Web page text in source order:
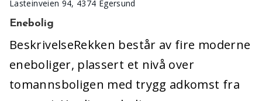
Lasteinveien 94, 4374 Egersund
Enebolig
BeskrivelseRekken består av fire moderne
eneboliger, plassert et nivå over
tomannsboligen med trygg adkomst fra